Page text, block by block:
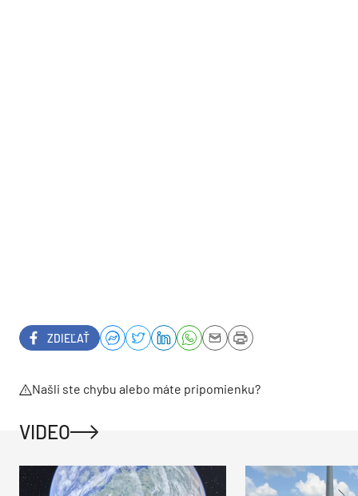
ZDIEĽAŤ
Našli ste chybu alebo máte pripomienku?
VIDEO